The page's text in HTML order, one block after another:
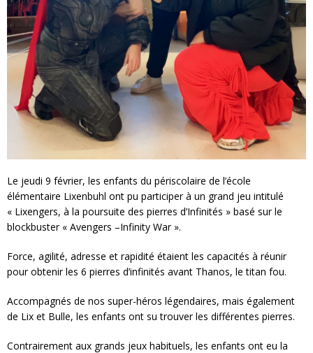
Le jeudi 9 février, les enfants du périscolaire de l’école
élémentaire Lixenbuhl ont pu participer à un grand jeu intitulé
« Lixengers, à la poursuite des pierres d’Infinités » basé sur le
blockbuster « Avengers –Infinity War ».
Force, agilité, adresse et rapidité étaient les capacités à réunir
pour obtenir les 6 pierres d’infinités avant Thanos, le titan fou.
Accompagnés de nos super-héros légendaires, mais également
de Lix et Bulle, les enfants ont su trouver les différentes pierres.
Contrairement aux grands jeux habituels, les enfants ont eu la